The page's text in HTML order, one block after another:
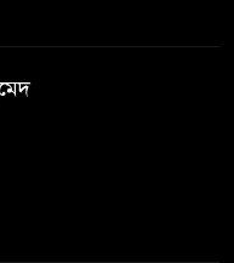
আটকে দিলো
ঢাকার ক্ষোভ